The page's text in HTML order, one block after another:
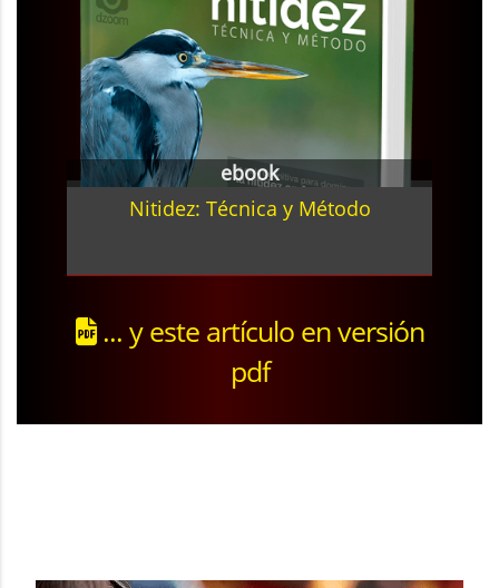
ebook
Nitidez: Técnica y Método
... y este artículo en versión
pdf